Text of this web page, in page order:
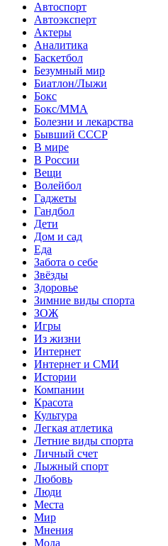
Автоспорт
Автоэксперт
Актеры
Аналитика
Баскетбол
Безумный мир
Биатлон/Лыжи
Бокс
Бокс/MMA
Болезни и лекарства
Бывший СССР
В мире
В России
Вещи
Волейбол
Гаджеты
Гандбол
Дети
Дом и сад
Еда
Забота о себе
Звёзды
Здоровье
Зимние виды спорта
ЗОЖ
Игры
Из жизни
Интернет
Интернет и СМИ
Истории
Компании
Красота
Культура
Легкая атлетика
Летние виды спорта
Личный счет
Лыжный спорт
Любовь
Люди
Места
Мир
Мнения
Мода